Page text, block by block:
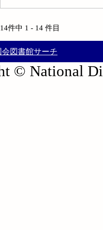
14件中 1 - 14 件目
会図書館サーチ
© National